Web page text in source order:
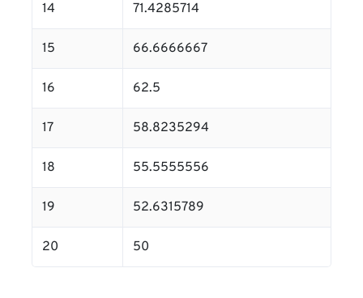
14 71.4285714
15 66.6666667
16 62.5
17 58.8235294
18 55.5555556
19 52.6315789
20 50